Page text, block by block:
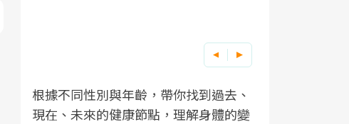
根據不同性別與年齡，帶你找到過去、
現在、未來的健康節點，理解身體的變